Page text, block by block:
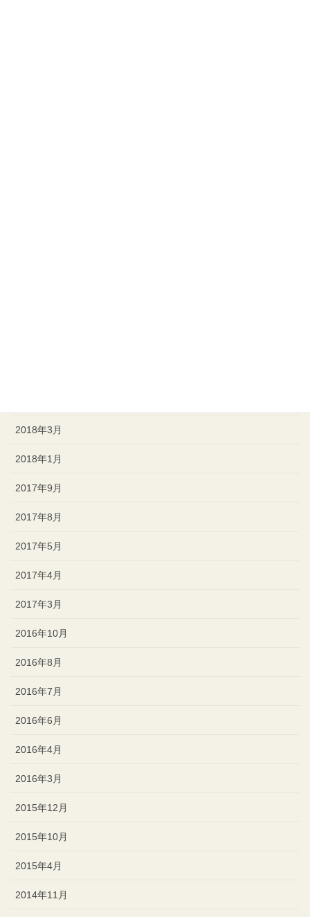
2018年3月
2018年1月
2017年9月
2017年8月
2017年5月
2017年4月
2017年3月
2016年10月
2016年8月
2016年7月
2016年6月
2016年4月
2016年3月
2015年12月
2015年10月
2015年4月
2014年11月